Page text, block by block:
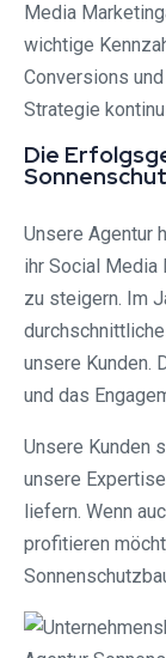
Media
wichtige
Conversions
Strategie
Die
Unsere Agentur
ihr Social Media
zu steigern. Im
unsere Kunden.
und das
Unsere Kunden
unsere
liefern. Wenn
profitieren